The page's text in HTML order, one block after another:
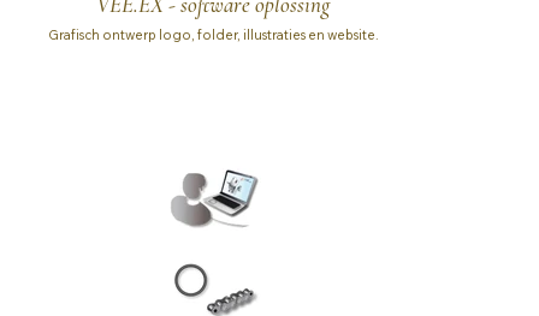
Grafisch ontwerp logo, folder, illustraties en website.